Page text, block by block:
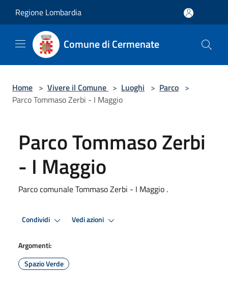
Regione Lombardia
Comune di Cermenate
Home > Vivere il Comune > Luoghi > Parco >
Parco Tommaso Zerbi - I Maggio
Parco Tommaso Zerbi
- I Maggio
Parco comunale Tommaso Zerbi - I Maggio .
Condividi Vedi azioni
Argomenti:
Spazio Verde